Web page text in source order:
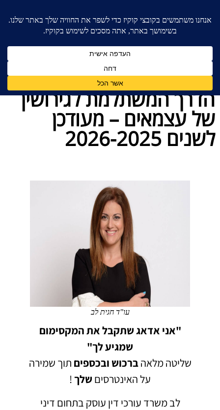
בעל עסק בגירושין»הדרך המשתלמת לגירושין של
הדרך המשתלמת לגירושין
של עצמאים – מעודכן
לשנים 2026-2025
עו"ד חגית לב
"אני אדאג שתקבל את המקסימום
שמגיע לך"
שליטה מלאהברכוש ובכספים תוך שמירה
על האינטרסים שלך!
לב משרד עורכי דין עוסק בתחום דיני